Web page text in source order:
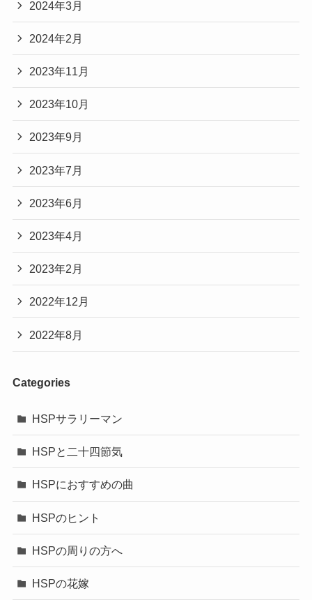
2024年3月
2024年2月
2023年11月
2023年10月
2023年9月
2023年7月
2023年6月
2023年4月
2023年2月
2022年12月
2022年8月
Categories
HSPサラリーマン
HSPと二十四節気
HSPにおすすめの曲
HSPのヒント
HSPの周りの方へ
HSPの花嫁